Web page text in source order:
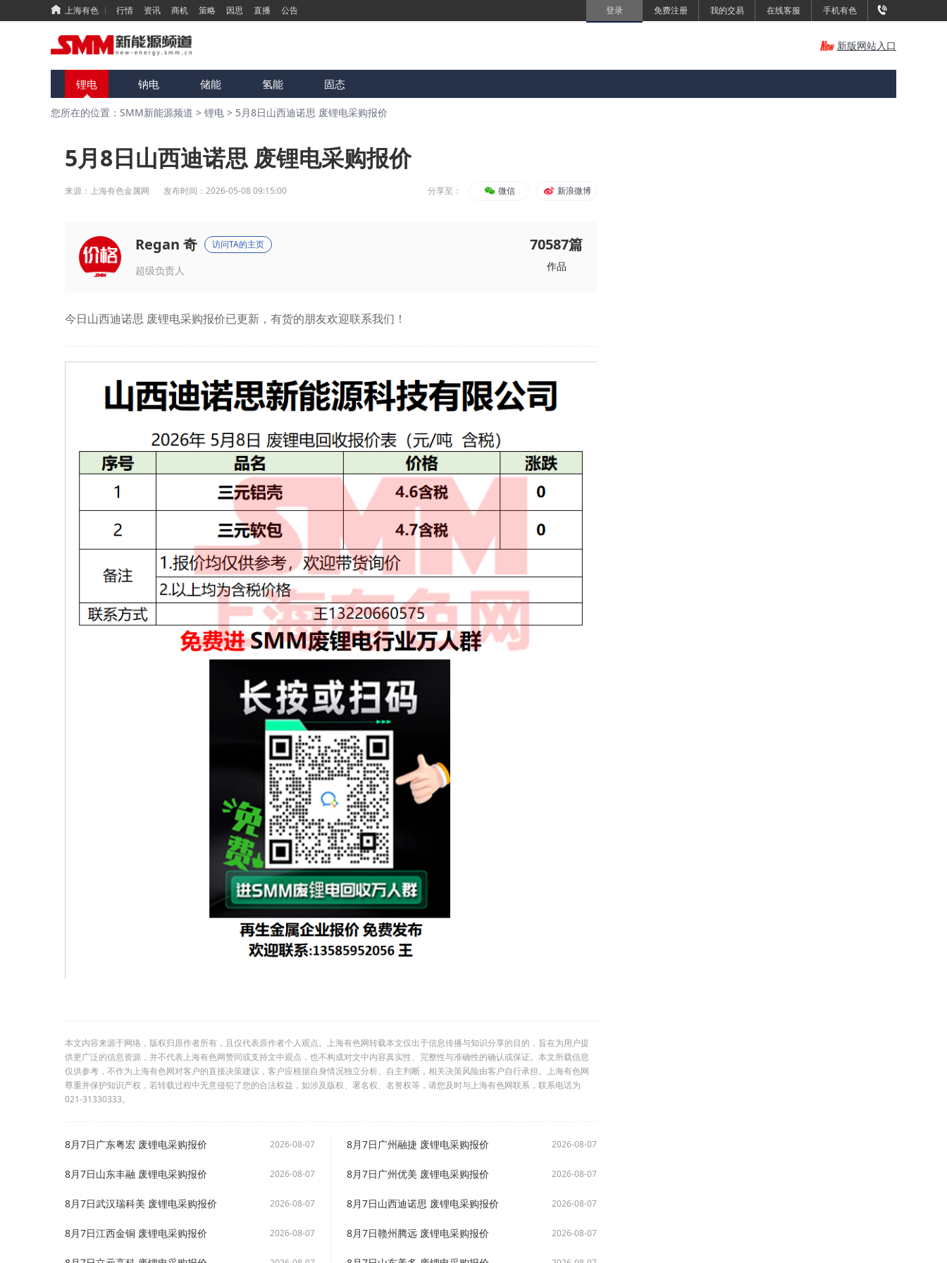
上海有色 行情 资讯 商机 策略 因思 直播 公告 登录 免费注册 我的交易 在线客服 手机有色
新版网站入口
锂电 钠电 储能 氢能 固态
您所在的位置：SMM新能源频道 > 锂电 > 5月8日山西迪诺思 废锂电采购报价
5月8日山西迪诺思 废锂电采购报价
来源： 上海有色金属网 发布时间： 2026-05-08 09:15:00 分享至： 微信 新浪微博
Regan 奇 访问TA的主页
超级负责人
70587篇
作品
今日山西迪诺思 废锂电采购报价已更新，有货的朋友欢迎联系我们！
本文内容来源于网络，版权归原作者所有，且仅代表原作者个人观点。上海有色网转载本文仅出于信息传播与知识分享的目的，旨在为用户提
供更广泛的信息资源，并不代表上海有色网赞同或支持文中观点，也不构成对文中内容真实性、完整性与准确性的确认或保证。本文所载信息
仅供参考，不作为上海有色网对客户的直接决策建议，客户应根据自身情况独立分析、自主判断，相关决策风险由客户自行承担。上海有色网
尊重并保护知识产权，若转载过程中无意侵犯了您的合法权益，如涉及版权、署名权、名誉权等，请您及时与上海有色网联系，联系电话为
021-31330333。
8月7日广东粤宏 废锂电采购报价 2026-08-07 8月7日广州融捷 废锂电采购报价 2026-08-07
8月7日山东丰融 废锂电采购报价 2026-08-07 8月7日广州优美 废锂电采购报价 2026-08-07
8月7日武汉瑞科美 废锂电采购报价 2026-08-07 8月7日山西迪诺思 废锂电采购报价 2026-08-07
8月7日江西金铜 废锂电采购报价 2026-08-07 8月7日赣州腾远 废锂电采购报价 2026-08-07